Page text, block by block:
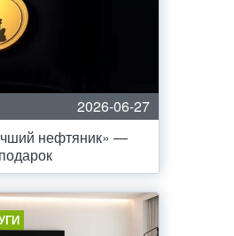
2026-06-27
нефтяник» —